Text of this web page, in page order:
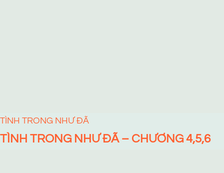
TÌNH TRONG NHƯ ĐÃ
TÌNH TRONG NHƯ ĐÃ – CHƯƠNG 4,5,6